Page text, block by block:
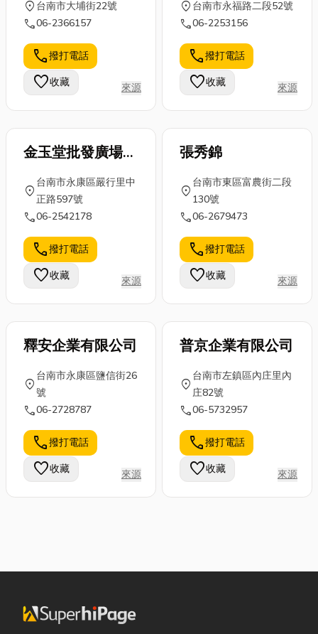
location_on 台南市大埔街22號
call06-2366157
call撥打電話
favorite收藏 來源
location_on 台南市永福路二段52號
call06-2253156
call撥打電話
favorite收藏 來源
金玉堂批發廣場永
康店
location_on
台南市永康區嚴行里中
正路597號
call06-2542178
call撥打電話
favorite收藏 來源
張秀錦
location_on
台南市東區富農街二段
130號
call06-2679473
call撥打電話
favorite收藏 來源
釋安企業有限公司
location_on
台南市永康區鹽信街26
號
call06-2728787
call撥打電話
favorite收藏 來源
普京企業有限公司
location_on
台南市左鎮區內庄里內
庄82號
call06-5732957
call撥打電話
favorite收藏 來源